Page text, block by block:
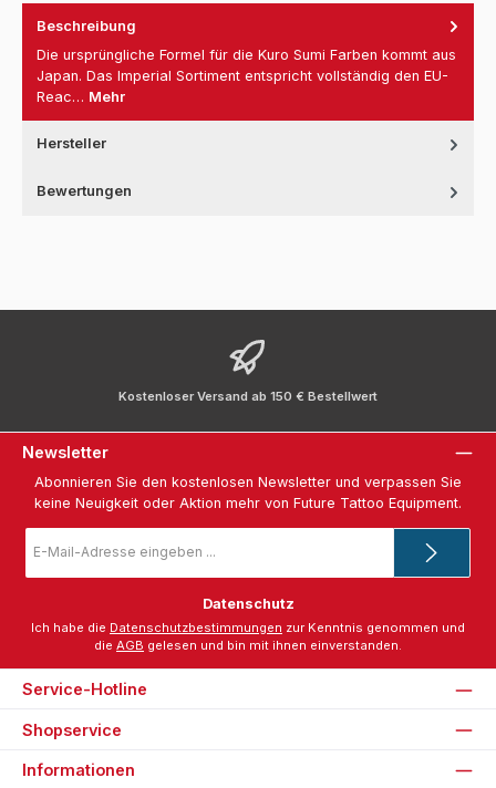
Beschreibung
Die ursprüngliche Formel für die Kuro Sumi Farben kommt aus
Japan. Das Imperial Sortiment entspricht vollständig den EU-
Reac… Mehr
Hersteller
Bewertungen
Kostenloser Versand ab 150 € Bestellwert
Newsletter
Abonnieren Sie den kostenlosen Newsletter und verpassen Sie
keine Neuigkeit oder Aktion mehr von Future Tattoo Equipment.
Mail-
*
Datenschutz
Ich habe die Datenschutzbestimmungen zur Kenntnis genommen und
die AGB gelesen und bin mit ihnen einverstanden.
Service-Hotline
Shopservice
Informationen